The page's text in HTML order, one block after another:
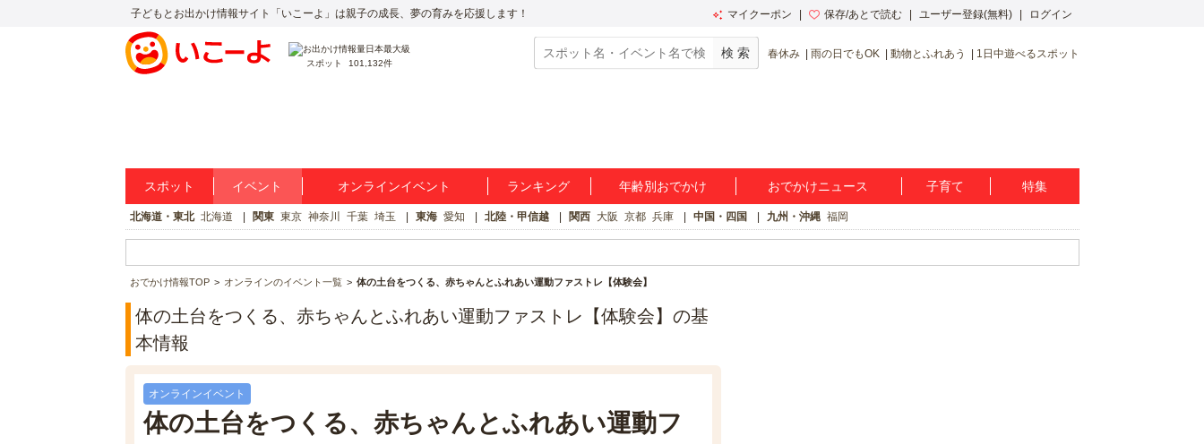
子どもとお出かけ情報サイト「いこーよ」は親子の成長、夢の育みを応援します！ マイクーポン 保存/あとで読む ユーザー登録(無料) ログイン
スポット 101,132件
春休み 雨の日でもOK 動物とふれあう 1日中遊べるスポット
スポット イベント オンラインイベント ランキング 年齢別おでかけ おでかけニュース 子育て 特集
北海道・東北 北海道 関東 東京 神奈川 千葉 埼玉 東海 愛知 北陸・甲信越 関西 大阪 京都 兵庫 中国・四国 九州・沖縄 福岡
おでかけ情報TOP オンラインのイベント一覧 体の土台をつくる、赤ちゃんとふれあい運動ファストレ【体験会】
体の土台をつくる、赤ちゃんとふれあい運動ファストレ【体験会】の基
本情報
オンラインイベント
体の土台をつくる、赤ちゃんとふれあい運動フ